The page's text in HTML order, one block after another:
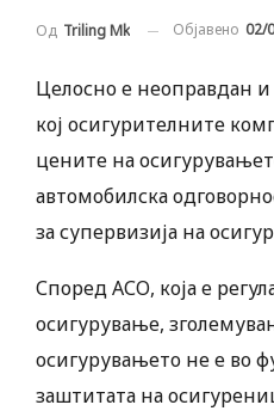
Од Triling Mk Објавено 02/
Целосно е неоправдан и
кој осигурителните
цените на
автомобилска
за супервизија на
Според АСО, која е
осигурување,
осигурувањето не е во
заштитата на